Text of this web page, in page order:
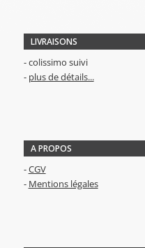
LIVRAISONS
- colissimo suivi
- plus de détails...
A PROPOS
-CGV
- Mentions légales